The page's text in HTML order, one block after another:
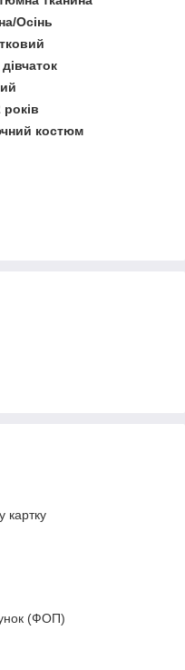
Осінь
років
костюм
картку
(ФОП)